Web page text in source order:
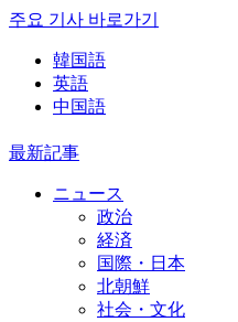
주요 기사 바로가기
韓国語
英語
中国語
最新記事
ニュース
政治
経済
国際・日本
北朝鮮
社会・文化